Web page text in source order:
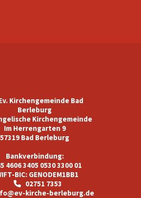
Kirchengemeinde Bad
Berleburg
Kirchengemeinde
Im Herrengarten 9
57319 Bad Berleburg
Bankverbindung:
4606 3405 0530 3300 01
BIC: GENODEM1BB1
02751 7353
kirche-berleburg.de